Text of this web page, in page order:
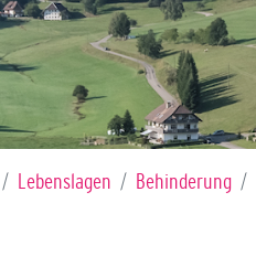
Lebenslagen Behinderung